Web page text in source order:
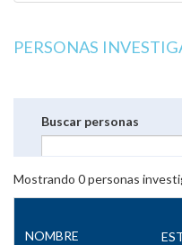
PERSONAS
Buscar personas
Mostrando 0personas
NOMBRE